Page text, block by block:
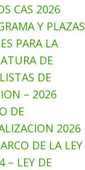
CAS 2026
Y PLAZAS
PARA LA
DE
DE
– 2026
DE
2026
DE LA LEY
– LEY DE